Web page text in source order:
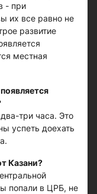
- при
их все равно не
развитие
местная
три часа. Это
успеть доехать
Казани?
попали в ЦРБ, не